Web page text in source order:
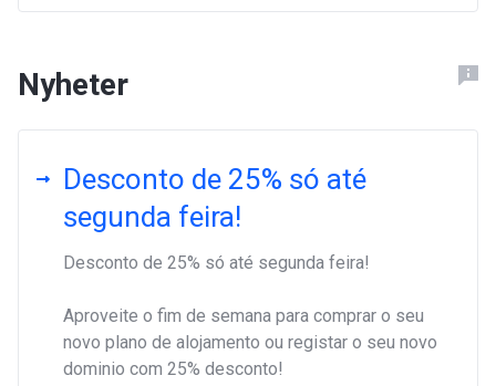
Nyheter
Desconto de 25% só até
segunda feira!
Desconto de 25% só até segunda feira!
Aproveite o fim de semana para comprar o seu
novo plano de alojamento ou registar o seu novo
dominio com 25% desconto!